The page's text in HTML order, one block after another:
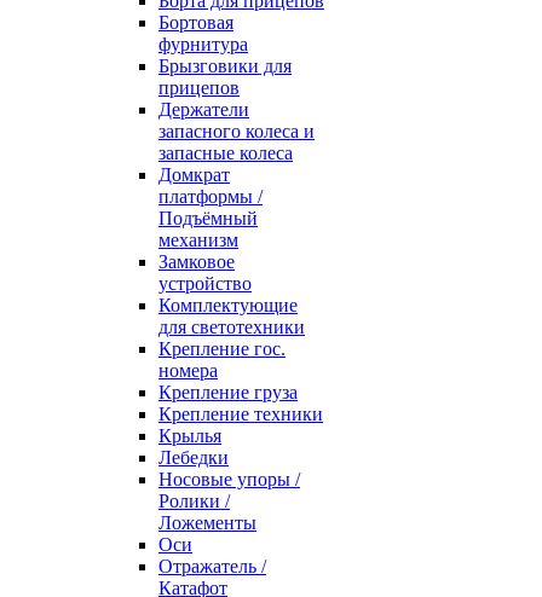
Бортовая
фурнитура
Брызговики для
прицепов
Держатели
запасного колеса и
запасные колеса
Домкрат
платформы /
Подъёмный
механизм
Замковое
устройство
Комплектующие
для светотехники
Крепление гос.
номера
Крепление груза
Крепление техники
Крылья
Лебедки
Носовые упоры /
Ролики /
Ложементы
Оси
Отражатель /
Катафот